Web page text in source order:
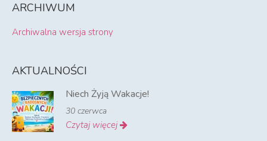
ARCHIWUM
Archiwalna wersja strony
AKTUALNOŚCI
Niech Żyją Wakacje!
30 czerwca
Czytaj więcej